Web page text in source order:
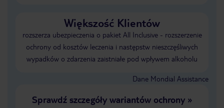
Większość Klientów
rozszerza ubezpieczenia o pakiet All Inclusive - rozszerzenie
ochrony od kosztów leczenia i następstw nieszczęśliwych
wypadków o zdarzenia zaistniałe pod wpływem alkoholu
Dane Mondial Assistance
Sprawdź szczegóły wariantów ochrony»